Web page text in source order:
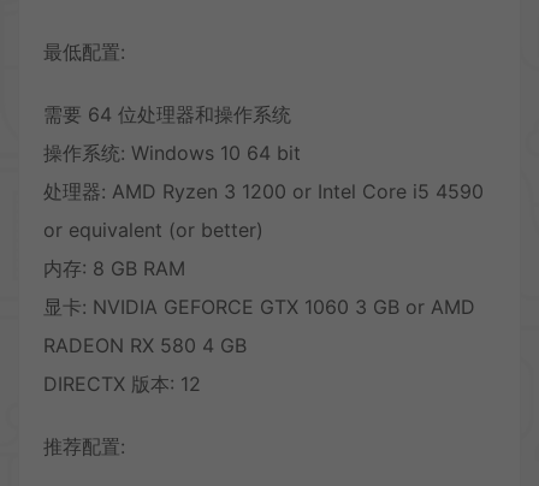
最低配置:
需要 64 位处理器和操作系统
操作系统: Windows 10 64 bit
处理器: AMD Ryzen 3 1200 or Intel Core i5 4590
or equivalent (or better)
内存: 8 GB RAM
显卡: NVIDIA GEFORCE GTX 1060 3 GB or AMD
RADEON RX 580 4 GB
DIRECTX 版本: 12
推荐配置: